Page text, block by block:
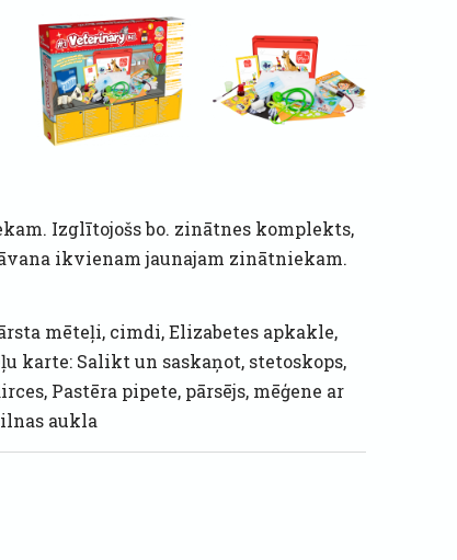
Izglītojošs bo. zinātnes komplekts,
ikvienam jaunajam zinātniekam.
mēteļi, cimdi, Elizabetes apkakle,
karte: Salikt un saskaņot, stetoskops,
Pastēra pipete, pārsējs, mēģene ar
aukla